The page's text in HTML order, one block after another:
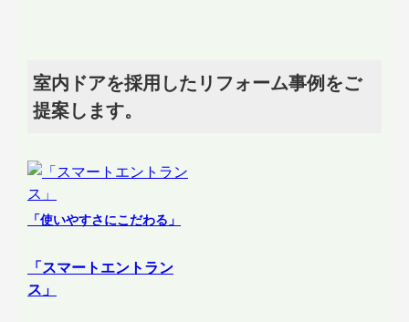
室内ドアを採用したリフォーム事例をご
提案します。
「使いやすさにこだわる」
「スマートエントラン
ス」